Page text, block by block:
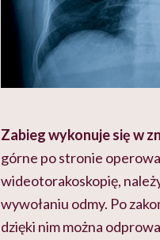
Zabieg wykonuje się w
górne po stronie
wideotorakoskopię,
wywołaniu odmy. Po
dzięki nim można